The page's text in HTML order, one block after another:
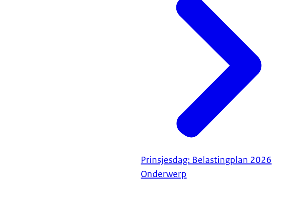
Prinsjesdag: Belastingplan 2026
Onderwerp